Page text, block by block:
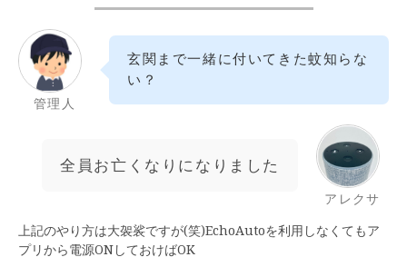
管理人
玄関まで一緒に付いてきた蚊知らな
い？
全員お亡くなりになりました
アレクサ
上記のやり方は大袈裟ですが(笑)EchoAutoを利用しなくてもア
プリから電源ONしておけばOK